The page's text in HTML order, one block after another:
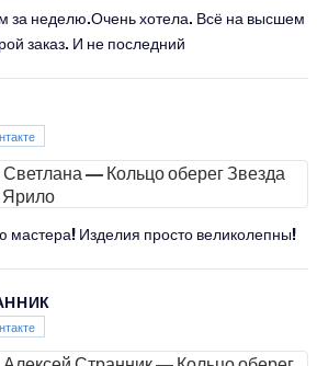
за неделю.Очень хотела. Всё на высшем
заказ. И не последний
мастера! Изделия просто великолепны!